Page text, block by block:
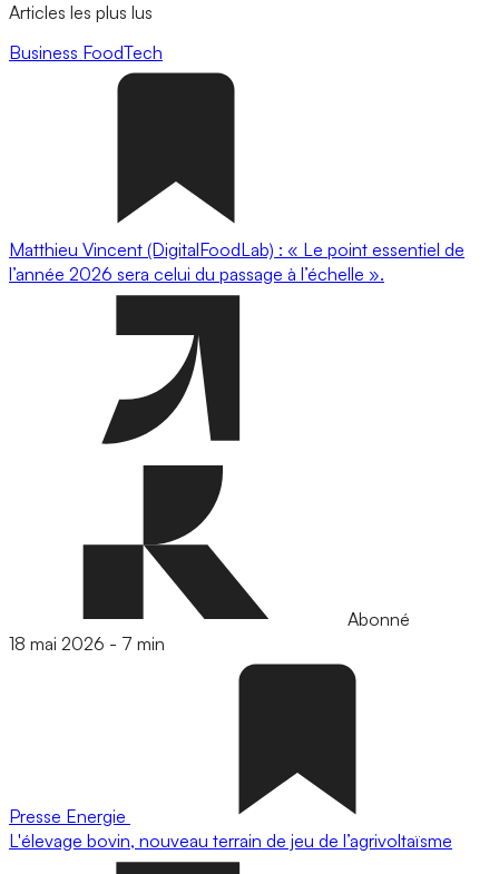
Articles les plus lus
Business FoodTech
Matthieu Vincent (DigitalFoodLab) : « Le point essentiel de
l’année 2026 sera celui du passage à l’échelle ».
Abonné
18 mai 2026 - 7 min
Presse Energie
L'élevage bovin, nouveau terrain de jeu de l’agrivoltaïsme